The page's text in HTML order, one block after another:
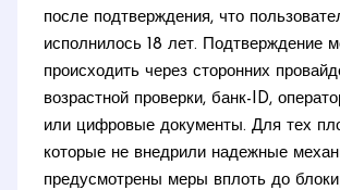
после подтверждения, что
исполнилось 18 лет. Подтверждение
происходить через сторонних
возрастной проверки, банк-ID,
или цифровые документы. Для тех
которые не внедрили надежные
предусмотрены меры вплоть до